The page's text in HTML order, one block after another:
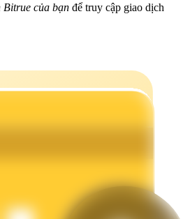
Bitrue của bạn để truy cập giao dịch